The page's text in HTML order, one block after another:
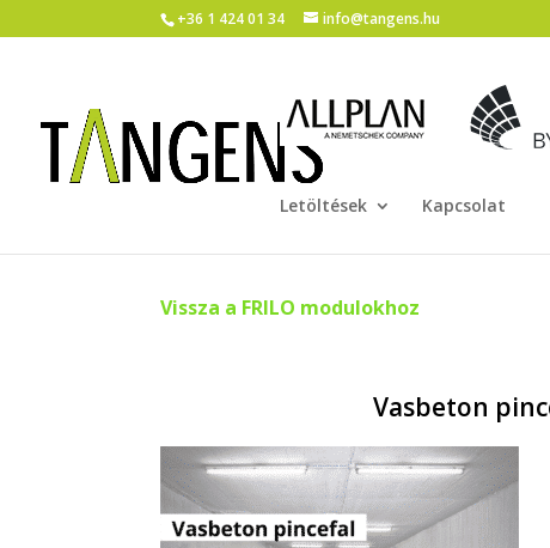
+36 1 424 01 34 info@tangens.hu
Letöltések Kapcsolat
Vissza a FRILO modulokhoz
Vasbeton